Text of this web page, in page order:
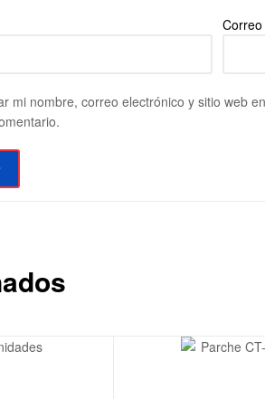
mi nombre, correo electrónico y sitio web